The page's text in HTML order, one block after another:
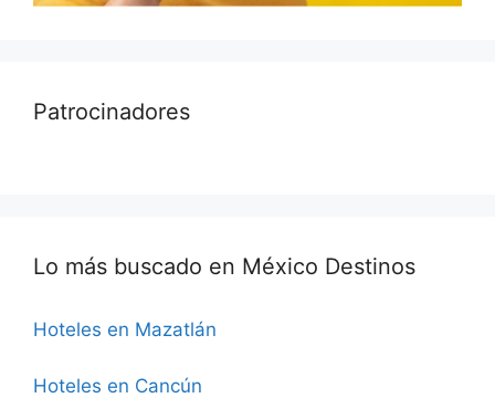
Patrocinadores
Lo más buscado en México Destinos
Hoteles en Mazatlán
Hoteles en Cancún